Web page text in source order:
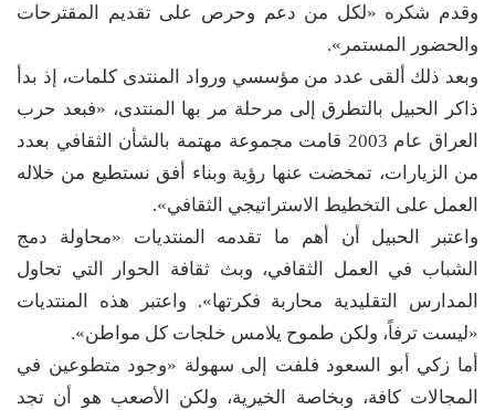
وقدم شكره «لكل من دعم وحرص على تقديم المقترحات
والحضور المستمر».
وبعد ذلك ألقى عدد من مؤسسي ورواد المنتدى كلمات، إذ بدأ
ذاكر الحبيل بالتطرق إلى مرحلة مر بها المنتدى، «فبعد حرب
العراق عام 2003 قامت مجموعة مهتمة بالشأن الثقافي بعدد
من الزيارات، تمخضت عنها رؤية وبناء أفق نستطيع من خلاله
العمل على التخطيط الاستراتيجي الثقافي».
واعتبر الحبيل أن أهم ما تقدمه المنتديات «محاولة دمج
الشباب في العمل الثقافي، وبث ثقافة الحوار التي تحاول
المدارس التقليدية محاربة فكرتها». واعتبر هذه المنتديات
«ليست ترفاً، ولكن طموح يلامس خلجات كل مواطن».
أما زكي أبو السعود فلفت إلى سهولة «وجود متطوعين في
المجالات كافة، وبخاصة الخيرية، ولكن الأصعب هو أن تجد